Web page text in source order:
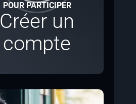
POUR PARTICIPER
Créer un
compte